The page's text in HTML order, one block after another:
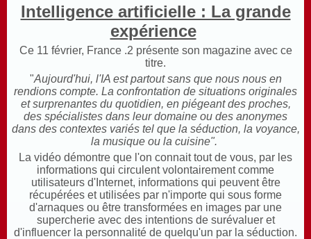
Intelligence artificielle : La grande
expérience
Ce 11 février, France .2 présente son magazine avec ce
titre.
"Aujourd'hui, l'IA est partout sans que nous nous en
rendions compte. La confrontation de situations originales
et surprenantes du quotidien, en piégeant des proches,
des spécialistes dans leur domaine ou des anonymes
dans des contextes variés tel que la séduction, la voyance,
la musique ou la cuisine".
La vidéo démontre que l'on connait tout de vous, par les
informations qui circulent volontairement comme
utilisateurs d'Internet, informations qui peuvent être
récupérées et utilisées par n'importe qui sous forme
d'arnaques ou être transformées en images par une
supercherie avec des intentions de surévaluer et
d'influencer la personnalité de quelqu'un par la séduction.